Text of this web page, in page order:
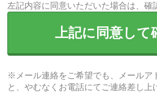
左記内容に同意いただいた場合は、確
上記に同意して
※メール連絡をご希望でも、メールア
と、やむなくお電話にてご連絡差し上